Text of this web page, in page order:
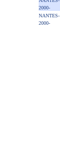
2000-
NANTES-
2000-